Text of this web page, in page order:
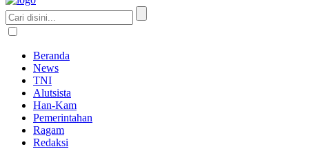
Beranda
News
TNI
Alutsista
Han-Kam
Pemerintahan
Ragam
Redaksi